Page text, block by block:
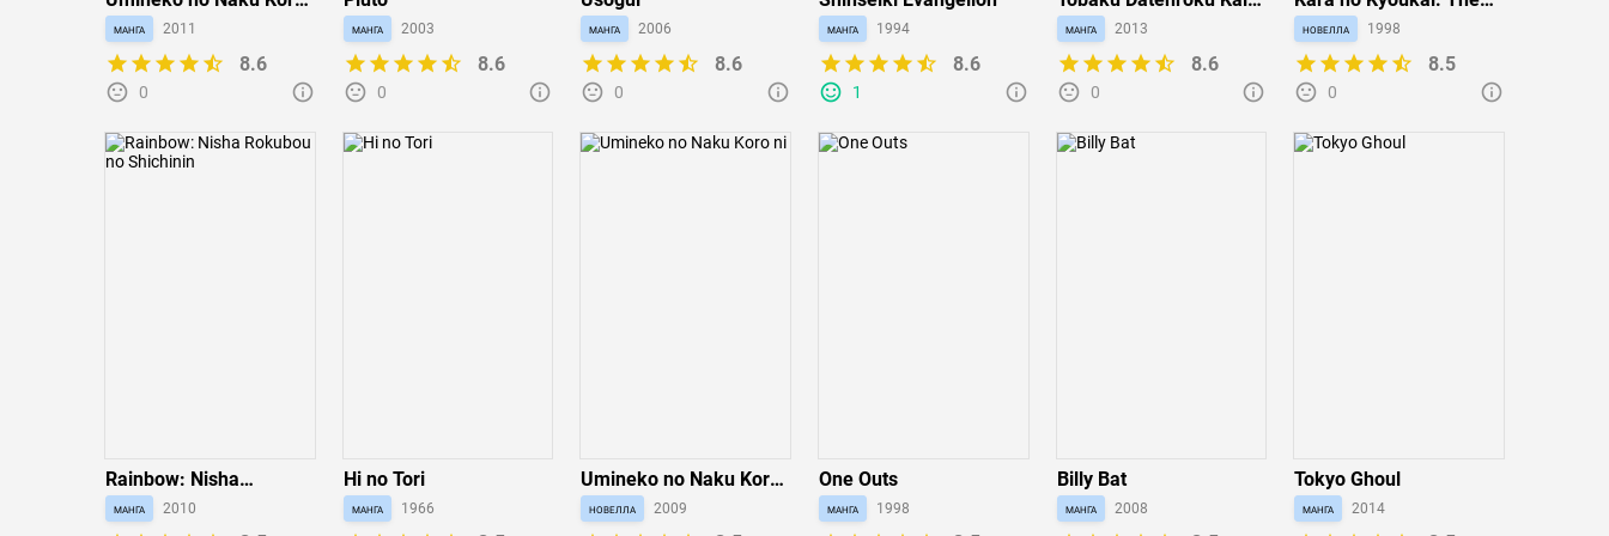
ni Chiru - Episode 7:
Requiem of the Golden
Witch
манга 2011
8.6
0
манга 2003
8.6
0
манга 2006
8.6
0
манга 1994
8.6
1
One Poker-hen
манга 2013
8.6
0
Garden of Sinners
новелла 1998
8.5
0
Rainbow: Nisha
Rokubou no Shichinin
манга 2010
Hi no Tori
манга 1966
Umineko no Naku Koro
niновелла 2009
One Outs
манга 1998
Billy Bat
манга 2008
Tokyo Ghoul
манга 2014